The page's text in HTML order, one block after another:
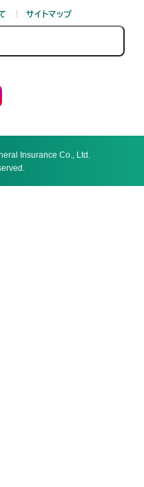
サイトマップ
Insurance Co., Ltd.